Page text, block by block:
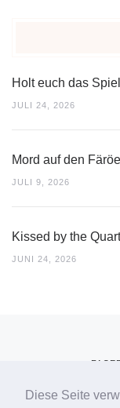
Diese Seite
Holt euch das
JULI 24, 2026
Mord auf den
JULI 9, 2026
Kissed by the
JUNI 24, 2026